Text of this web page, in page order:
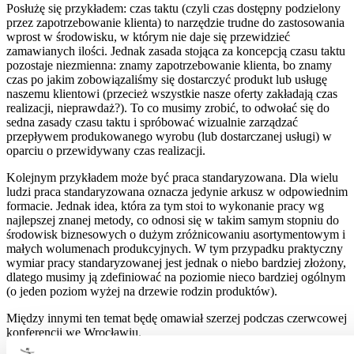
Posłużę się przykładem: czas taktu (czyli czas dostępny podzielony
przez zapotrzebowanie klienta) to narzędzie trudne do zastosowania
wprost w środowisku, w którym nie daje się przewidzieć
zamawianych ilości. Jednak zasada stojąca za koncepcją czasu taktu
pozostaje niezmienna: znamy zapotrzebowanie klienta, bo znamy
czas po jakim zobowiązaliśmy się dostarczyć produkt lub usługę
naszemu klientowi (przecież wszystkie nasze oferty zakładają czas
realizacji, nieprawdaż?). To co musimy zrobić, to odwołać się do
sedna zasady czasu taktu i spróbować wizualnie zarządzać
przepływem produkowanego wyrobu (lub dostarczanej usługi) w
oparciu o przewidywany czas realizacji.
Kolejnym przykładem może być praca standaryzowana. Dla wielu
ludzi praca standaryzowana oznacza jedynie arkusz w odpowiednim
formacie. Jednak idea, która za tym stoi to wykonanie pracy wg
najlepszej znanej metody, co odnosi się w takim samym stopniu do
środowisk biznesowych o dużym zróżnicowaniu asortymentowym i
małych wolumenach produkcyjnych. W tym przypadku praktyczny
wymiar pracy standaryzowanej jest jednak o niebo bardziej złożony,
dlatego musimy ją zdefiniować na poziomie nieco bardziej ogólnym
(o jeden poziom wyżej na drzewie rodzin produktów).
Między innymi ten temat będę omawiał szerzej podczas czerwcowej
konferencji we Wrocławiu.